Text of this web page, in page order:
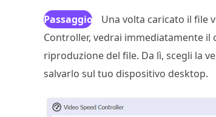
Passaggio
4
Una volta caricato il file
Controller, vedrai immediatamente
riproduzione del file. Da lì, scegli la
salvarlo sul tuo dispositivo desktop.